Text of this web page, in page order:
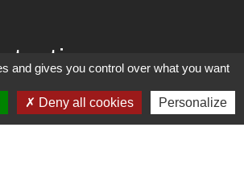
d'Agglomération ARLYSERE
and gives you control over what you want
Deny all cookies Personalize